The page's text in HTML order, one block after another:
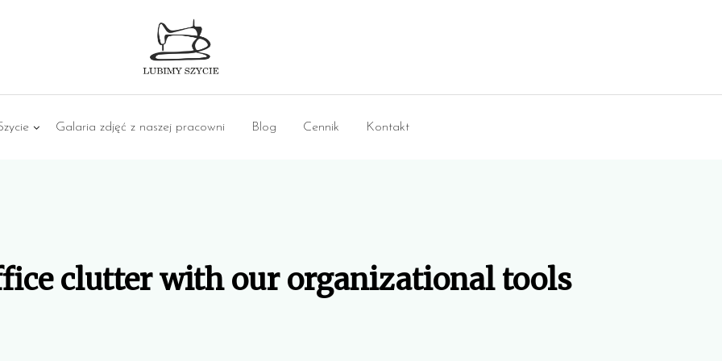
Galaria zdjęć z naszej pracowni Blog Cennik Kontakt
clutter with our organizational tools